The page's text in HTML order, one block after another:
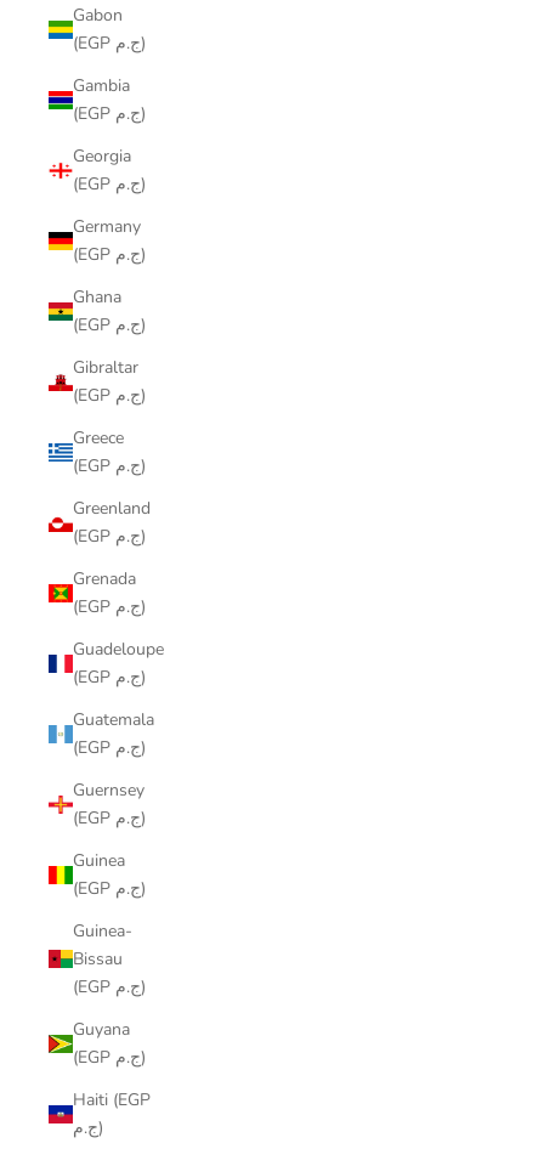
Gabon
(EGP ج.م)
Gambia
(EGP ج.م)
Georgia
(EGP ج.م)
Germany
(EGP ج.م)
Ghana
(EGP ج.م)
Gibraltar
(EGP ج.م)
Greece
(EGP ج.م)
Greenland
(EGP ج.م)
Grenada
(EGP ج.م)
Guadeloupe
(EGP ج.م)
Guatemala
(EGP ج.م)
Guernsey
(EGP ج.م)
Guinea
(EGP ج.م)
Guinea-
Bissau
(EGP ج.م)
Guyana
(EGP ج.م)
Haiti (EGP
ج.م)